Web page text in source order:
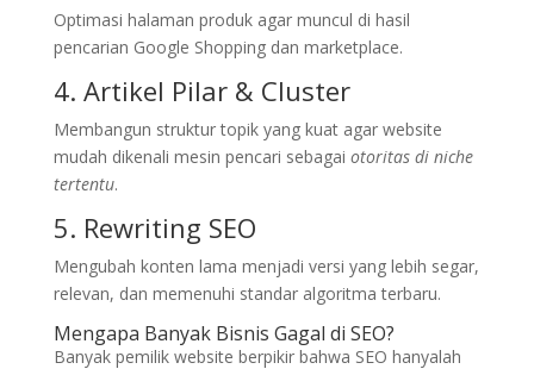
Optimasi halaman produk agar muncul di hasil
pencarian Google Shopping dan marketplace.
4. Artikel Pilar & Cluster
Membangun struktur topik yang kuat agar website
mudah dikenali mesin pencari sebagai otoritas di niche
tertentu.
5. Rewriting SEO
Mengubah konten lama menjadi versi yang lebih segar,
relevan, dan memenuhi standar algoritma terbaru.
Mengapa Banyak Bisnis Gagal di SEO?
Banyak pemilik website berpikir bahwa SEO hanyalah